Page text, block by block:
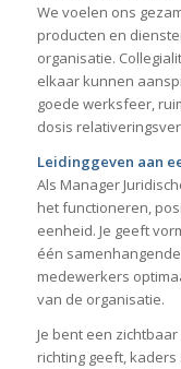
We voelen ons
producten en
organisatie.
elkaar kunnen
goede werksfeer,
dosis
Leidinggeven aan
Als Manager
het functioneren,
eenheid. Je geeft
één
medewerkers
van de organisatie.
Je bent een
richting geeft,